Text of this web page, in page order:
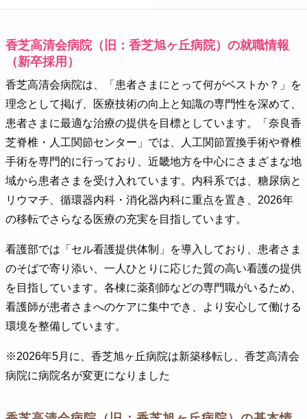
香芝高清会病院（旧：香芝旭ヶ丘病院）の就職情報
（新卒採用）
香芝高清会病院は、「患者さまにとって何がベストか？」を
理念として掲げ、医療技術の向上と知識の専門性を深めて、
患者さまに最適な治療の提供を目標としています。「奈良香
芝脊椎・人工関節センター」では、人工関節置換手術や脊椎
手術を専門的に行っており、近畿地方を中心にさまざまな地
域から患者さまを受け入れています。内科系では、糖尿病と
リウマチ、循環器内科・消化器内科に重点を置き、2026年
の移転でさらなる医療の充実を目指しています。
看護部では「セル看護提供体制」を導入しており、患者さま
のそばで寄り添い、一人ひとりに応じた質の高い看護の提供
を目指しています。各棟に薬剤師などの専門職がいるため、
看護師が患者さまへのケアに集中でき、より安心して働ける
環境を整備しています。
※2026年5月に、香芝旭ヶ丘病院は新築移転し、香芝高清会
病院に病院名が変更になりました